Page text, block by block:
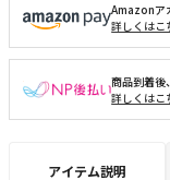
Amazonア
詳しくはこ
商品到着後
詳しくはこ
アイテム説明